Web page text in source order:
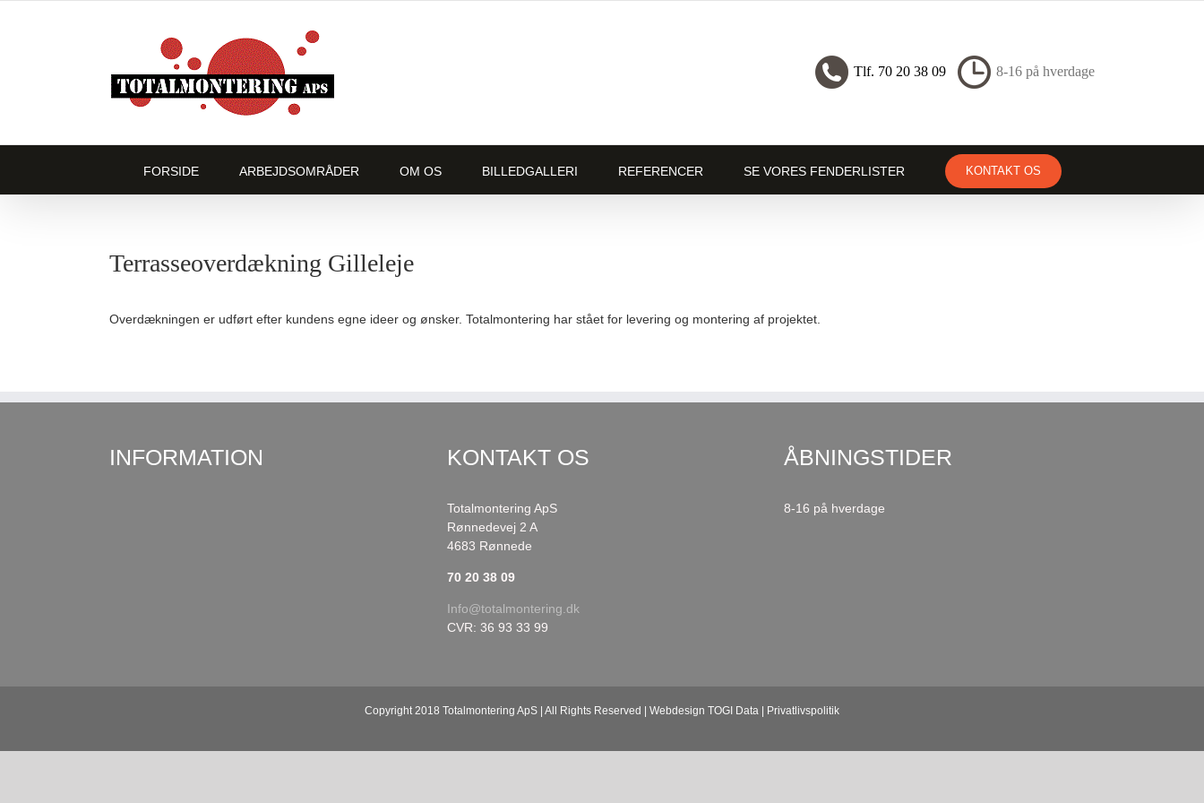
Tlf. 70 20 38 09 8-16 på hverdage
FORSIDE ARBEJDSOMRÅDER OM OS BILLEDGALLERI REFERENCER SE VORES FENDERLISTER KONTAKT OS
Terrasseoverdækning Gilleleje
Overdækningen er udført efter kundens egne ideer og ønsker. Totalmontering har stået for levering og montering af projektet.
INFORMATION KONTAKT OS
Totalmontering ApS
Rønnedevej 2 A
4683 Rønnede
70 20 38 09
Info@totalmontering.dk
CVR: 36 93 33 99
ÅBNINGSTIDER
8-16 på hverdage
Copyright 2018 Totalmontering ApS | All Rights Reserved | Webdesign TOGI Data | Privatlivspolitik